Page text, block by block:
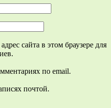
сайта в этом браузере для
по email.
почтой.